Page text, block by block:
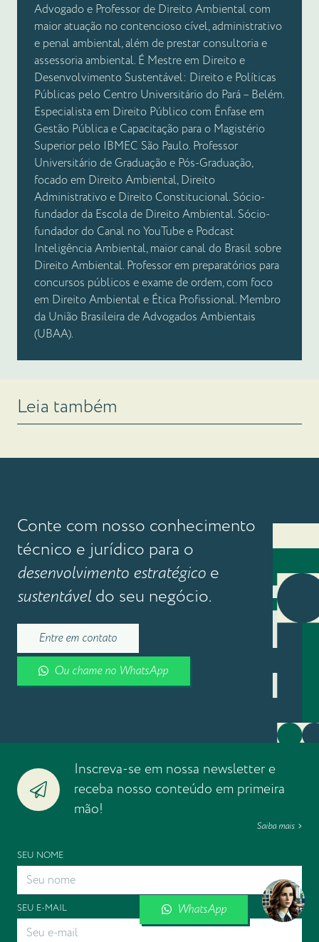
Advogado e Professor de Direito Ambiental com
maior atuação no contencioso cível, administrativo
e penal ambiental, além de prestar consultoria e
assessoria ambiental. É Mestre em Direito e
Desenvolvimento Sustentável: Direito e Políticas
Públicas pelo Centro Universitário do Pará – Belém.
Especialista em Direito Público com Ênfase em
Gestão Pública e Capacitação para o Magistério
Superior pelo IBMEC São Paulo. Professor
Universitário de Graduação e Pós-Graduação,
focado em Direito Ambiental, Direito
Administrativo e Direito Constitucional. Sócio-
fundador da Escola de Direito Ambiental. Sócio-
fundador do Canal no YouTube e Podcast
Inteligência Ambiental, maior canal do Brasil sobre
Direito Ambiental. Professor em preparatórios para
concursos públicos e exame de ordem, com foco
em Direito Ambiental e Ética Profissional. Membro
da União Brasileira de Advogados Ambientais
(UBAA).
Leia também
Conte com nosso conhecimento
técnico e jurídico para o
desenvolvimento estratégico e
sustentável do seu negócio.
Entre em contato
Ou chame no WhatsApp
Inscreva-se em nossa newsletter e
receba nosso conteúdo em primeira
mão!
Saiba mais
SEU NOME
SEU E-MAIL WhatsApp